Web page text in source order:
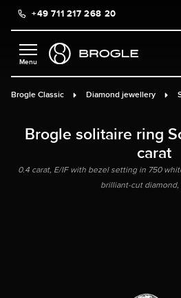
content+49 711 217 268 20
Brogle Classic Diamond jewellery
Brogle solitaire ring
carat
0.4 carat, E/IF with bezel setting in 750
brilliant-cut diamond,